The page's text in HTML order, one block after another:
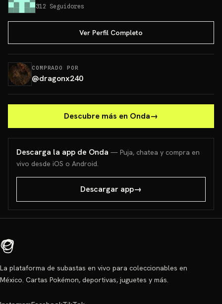
312 Seguidores
Ver Perfil Completo
COMPRADO POR
@dragonx240
Descubre más en Onda→
Descarga la app de Onda — Puja, chatea y compra en
vivo desde iOS o Android.
Descargar app→
La plataforma de subastas en vivo para coleccionables en
México. Cartas Pokémon, deportivas, juguetes y más.